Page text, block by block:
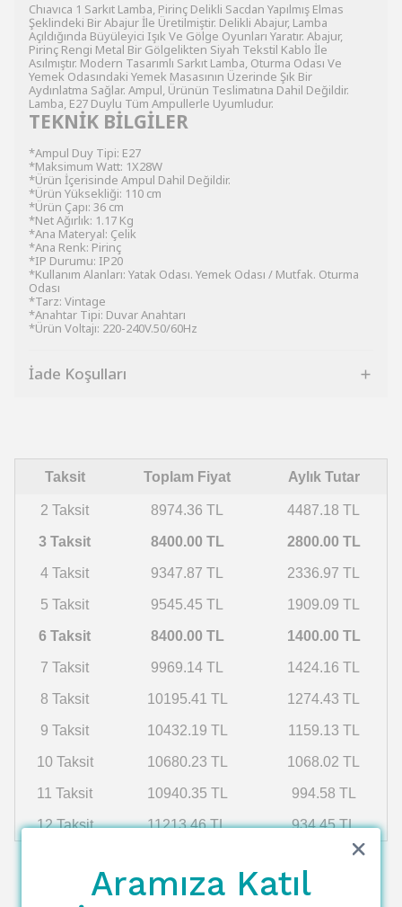
Chıavıca 1 Sarkıt Lamba, Pirinç Delikli Sacdan Yapılmış Elmas
Şeklindeki Bir Abajur İle Üretilmiştir. Delikli Abajur, Lamba
Açıldığında Büyüleyici Işık Ve Gölge Oyunları Yaratır. Abajur,
Pirinç Rengi Metal Bir Gölgelikten Siyah Tekstil Kablo İle
Asılmıştır. Modern Tasarımlı Sarkıt Lamba, Oturma Odası Ve
Yemek Odasındaki Yemek Masasının Üzerinde Şık Bir
Aydınlatma Sağlar. Ampul, Ürünün Teslimatına Dahil Değildir.
Lamba, E27 Duylu Tüm Ampullerle Uyumludur.
TEKNİK BİLGİLER
*Ampul Duy Tipi: E27
*Maksimum Watt: 1X28W
*Ürün İçerisinde Ampul Dahil Değildir.
*Ürün Yüksekliği: 110 cm
*Ürün Çapı: 36 cm
*Net Ağırlık: 1.17 Kg
*Ana Materyal: Çelik
*Ana Renk: Pirinç
*IP Durumu: IP20
*Kullanım Alanları: Yatak Odası. Yemek Odası / Mutfak. Oturma
Odası
*Tarz: Vintage
*Anahtar Tipi: Duvar Anahtarı
*Ürün Voltajı: 220-240V.50/60Hz
İade Koşulları
Taksit Toplam Fiyat Aylık Tutar
2 Taksit 8974.36 TL 4487.18 TL
3 Taksit 8400.00 TL 2800.00 TL
4 Taksit 9347.87 TL 2336.97 TL
5 Taksit 9545.45 TL 1909.09 TL
6 Taksit 8400.00 TL 1400.00 TL
7 Taksit 9969.14 TL 1424.16 TL
8 Taksit 10195.41 TL 1274.43 TL
9 Taksit 10432.19 TL 1159.13 TL
10 Taksit 10680.23 TL 1068.02 TL
11 Taksit 10940.35 TL 994.58 TL
12 Taksit 11213.46 TL 934.45 TL
Aramıza Katıl